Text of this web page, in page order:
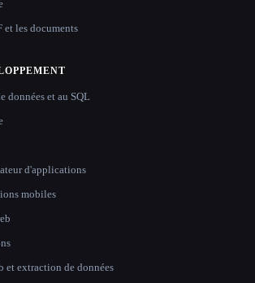
et les documents
données et au SQL
d'applications
mobiles
et extraction de données